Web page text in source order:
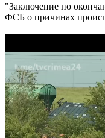
"Заключение по
ФСБ о причинах